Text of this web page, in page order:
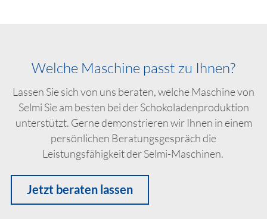
Welche Maschine passt zu Ihnen?
Lassen Sie sich von uns beraten, welche Maschine von
Selmi Sie am besten bei der Schokoladenproduktion
unterstützt. Gerne demonstrieren wir Ihnen in einem
persönlichen Beratungsgespräch die
Leistungsfähigkeit der Selmi-Maschinen.
Jetzt beraten lassen